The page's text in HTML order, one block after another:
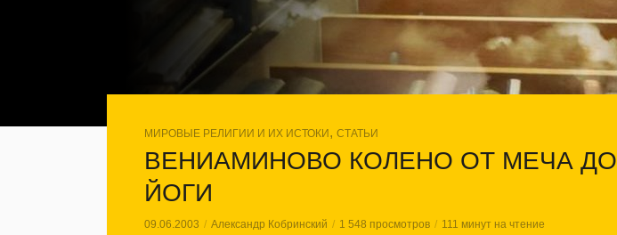
МИРОВЫЕ РЕЛИГИИ И ИХ ИСТОКИ , СТАТЬИ
ВЕНИАМИНОВО КОЛЕНО ОТ МЕЧА ДО
ЙОГИ
09.06.2003 Александр Кобринский 1 548 просмотров 111 минут на чтение